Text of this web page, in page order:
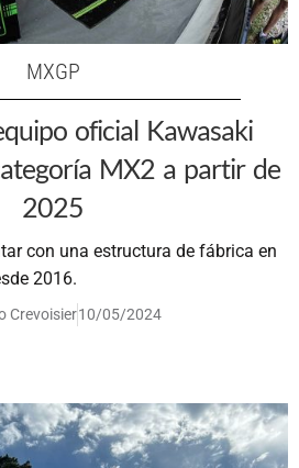
MXGP
oficial Kawasaki
MX2 a partir de
2025
con una estructura de fábrica en
2016.
Crevoisier10/05/2024